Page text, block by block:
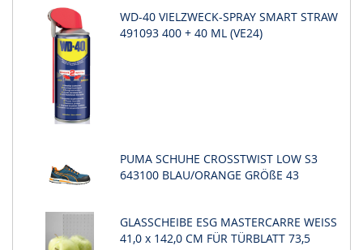
WD-40 VIELZWECK-SPRAY SMART STRAW
491093 400 + 40 ML (VE24)
PUMA SCHUHE CROSSTWIST LOW S3
643100 BLAU/ORANGE GRÖßE 43
GLASSCHEIBE ESG MASTERCARRE WEISS
41,0 x 142,0 CM FÜR TÜRBLATT 73,5